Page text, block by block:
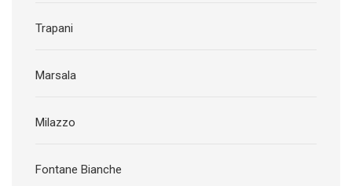
Trapani
Marsala
Milazzo
Fontane Bianche